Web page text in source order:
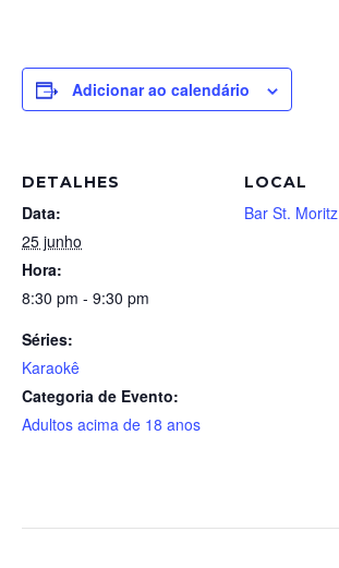
Adicionar ao calendário
DETALHES
Data:
25 junho
Hora:
8:30 pm - 9:30 pm
Séries:
Karaokê
Categoria de Evento:
Adultos acima de 18 anos
LOCAL
Bar St. Moritz